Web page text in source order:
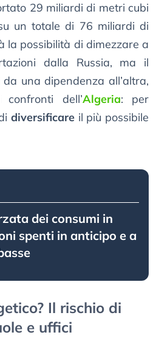
29 miliardi di metri cubi
un totale di 76 miliardi di
la possibilità di dimezzare a
dalla Russia, ma il
una dipendenza all’altra,
dell’Algeria: per
diversificareil più possibile
dei consumi in
spenti in anticipo e a
Il rischio di
e uffici